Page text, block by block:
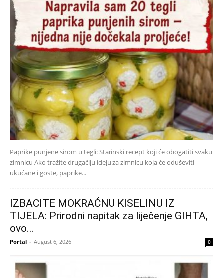
Paprike punjene sirom u tegli: Starinski recept koji će obogatiti svaku
zimnicu Ako tražite drugačiju ideju za zimnicu koja će oduševiti
ukućane i goste, paprike...
IZBACITE MOKRAĆNU KISELINU IZ
TIJELA: Prirodni napitak za liječenje GIHTA,
ovo...
Portal - August 6, 2026 0